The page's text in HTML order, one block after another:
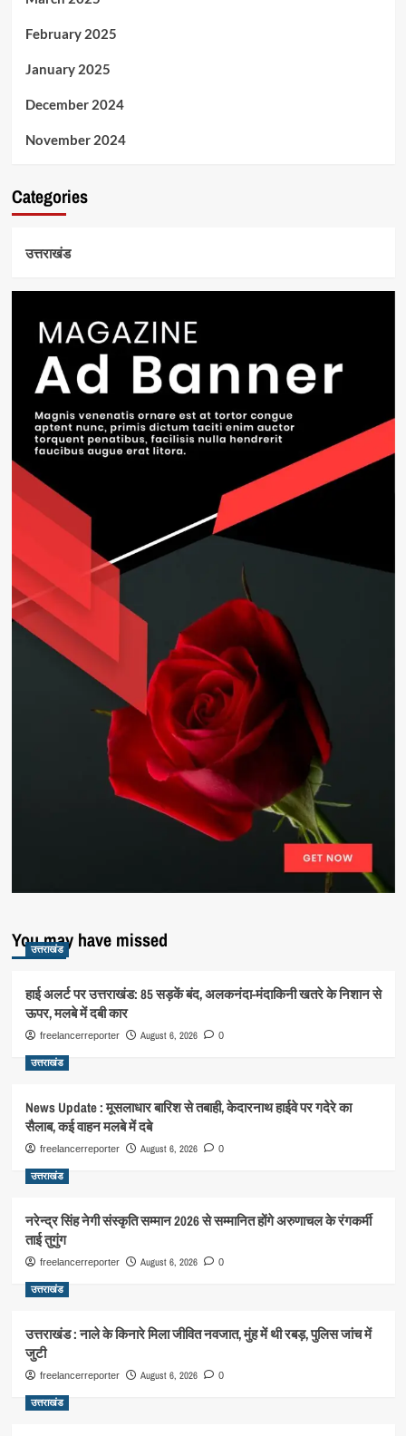
February 2025
January 2025
December 2024
November 2024
Categories
उत्तराखंड
You may have missed
उत्तराखंड
हाई अलर्ट पर उत्तराखंड: 85 सड़कें बंद, अलकनंदा-मंदाकिनी खतरे के निशान से
ऊपर, मलबे में दबी कार
freelancerreporter August 6, 2026 0
उत्तराखंड
News Update : मूसलाधार बारिश से तबाही, केदारनाथ हाईवे पर गदेरे का
सैलाब, कई वाहन मलबे में दबे
freelancerreporter August 6, 2026 0
उत्तराखंड
नरेन्द्र सिंह नेगी संस्कृति सम्मान 2026 से सम्मानित होंगे अरुणाचल के रंगकर्मी
ताई तुगुंग
freelancerreporter August 6, 2026 0
उत्तराखंड
उत्तराखंड : नाले के किनारे मिला जीवित नवजात, मुंह में थी रबड़, पुलिस जांच में
जुटी
freelancerreporter August 6, 2026 0
उत्तराखंड